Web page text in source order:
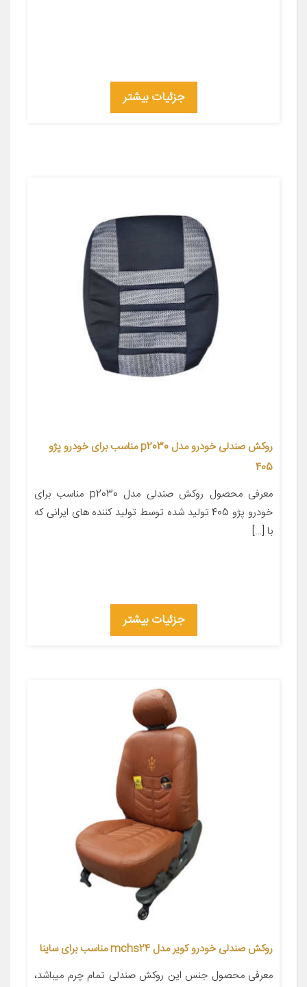
جزئیات بیشتر
روکش صندلی خودرو مدل p2030 مناسب برای خودرو پژو
405
معرفی محصول روکش صندلی مدل p2030 مناسب برای
خودرو پژو 405 تولید شده توسط تولید کننده های ایرانی که
با […]
جزئیات بیشتر
روکش صندلی خودرو کویر مدل mchs24 مناسب برای ساینا
معرفی محصول جنس این روکش صندلی تمام چرم میباشد،